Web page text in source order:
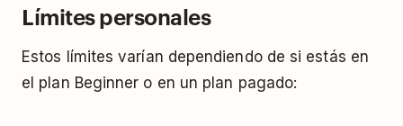
Límites personales
Estos límites varían dependiendo de si estás en
el plan Beginner o en un plan pagado: